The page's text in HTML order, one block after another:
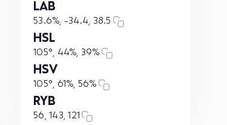
LAB
53.6%, -34.4, 38.5
HSL
105°, 44%, 39%
HSV
105°, 61%, 56%
RYB
56, 143, 121